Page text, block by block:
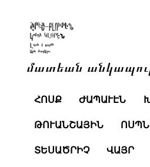
մատեան
ՀՈՍՔ ԺԱՊԱՒԷՆ
ԹՈՒԱՆՇԱՅԻՆ
ՏԵՍԱԾՐԻՉ ՎԱՅՐ